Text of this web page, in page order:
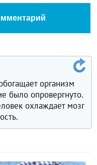
организм
было опровергнуто.
охлаждает мозг